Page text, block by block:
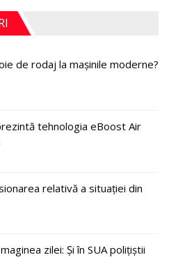
de rodaj la mașinile moderne?
tehnologia eBoost Air
relativă a situației din
zilei: Și în SUA polițiștii